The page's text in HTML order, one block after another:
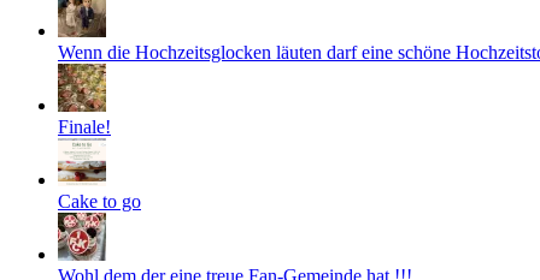
Wenn die Hochzeitsglocken läuten darf eine schöne
Finale!
Cake to go